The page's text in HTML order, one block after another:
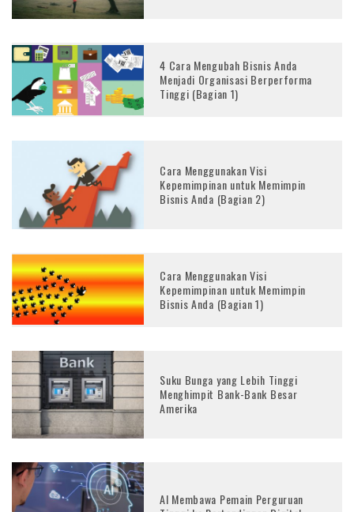
4 Cara Mengubah Bisnis Anda
Menjadi Organisasi Berperforma
Tinggi (Bagian 1)
Cara Menggunakan Visi
Kepemimpinan untuk Memimpin
Bisnis Anda (Bagian 2)
Cara Menggunakan Visi
Kepemimpinan untuk Memimpin
Bisnis Anda (Bagian 1)
Suku Bunga yang Lebih Tinggi
Menghimpit Bank-Bank Besar
Amerika
AI Membawa Pemain Perguruan